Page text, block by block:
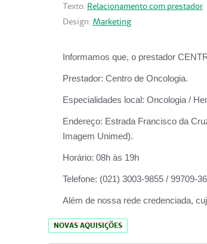
Texto: Relacionamento com prestador
Design: Marketing
Informamos que, o prestador
Prestador: Centro de Oncologia.
Especialidades local: Oncologia /
Endereço: Estrada Francisco da
Imagem Unimed).
Horário: 08h às 19h
Telefone: (021) 3003-9855 / 99709-
Além de nossa rede credenciada,
NOVAS AQUISIÇÕES